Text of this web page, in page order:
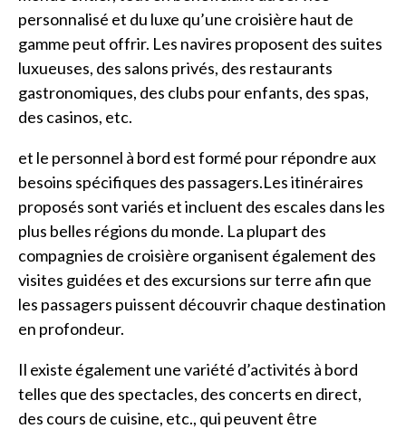
personnalisé et du luxe qu’une croisière haut de
gamme peut offrir. Les navires proposent des suites
luxueuses, des salons privés, des restaurants
gastronomiques, des clubs pour enfants, des spas,
des casinos, etc.
et le personnel à bord est formé pour répondre aux
besoins spécifiques des passagers.Les itinéraires
proposés sont variés et incluent des escales dans les
plus belles régions du monde. La plupart des
compagnies de croisière organisent également des
visites guidées et des excursions sur terre afin que
les passagers puissent découvrir chaque destination
en profondeur.
Il existe également une variété d’activités à bord
telles que des spectacles, des concerts en direct,
des cours de cuisine, etc., qui peuvent être